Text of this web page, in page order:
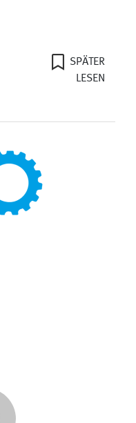
SPÄTER
LESEN